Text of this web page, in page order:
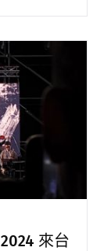
將於 8 月
ON
來台